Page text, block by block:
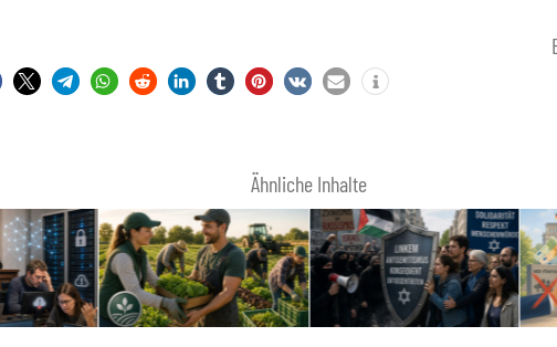
Ähnliche Inhalte